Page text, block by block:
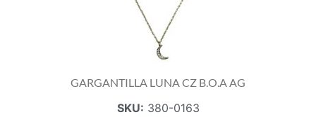
GARGANTILLA LUNA CZ B.O.A AG
SKU: 380-0163